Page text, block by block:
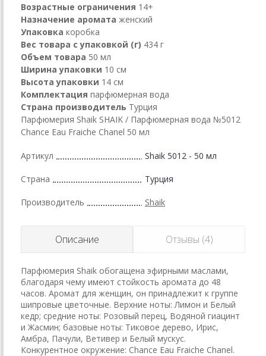
Возрастные ограничения 14+
Назначение аромата женский
Упаковка коробка
Вес товара с упаковкой (г) 434 г
Объем товара 50 мл
Ширина упаковки 10 см
Высота упаковки 14 см
Комплектация парфюмерная вода
Страна производитель Турция
Парфюмерия Shaik SHAIK / Парфюмерная вода №5012
Chance Eau Fraiche Chanel 50 мл
Артикул Shaik 5012 - 50 мл
Страна Турция
Производитель Shaik
Описание Отзывы (4)
Парфюмерия Shaik обогащена эфирными маслами,
благодаря чему имеют стойкость аромата до 48
часов. Аромат для женщин, он принадлежит к группе
шипровые цветочные. Верхние ноты: Лимон и Белый
кедр; средние ноты: Розовый перец, Водяной гиацинт
и Жасмин; базовые ноты: Тиковое дерево, Ирис,
Амбра, Пачули, Ветивер и Белый мускус.
Конкурентное окружение: Chance Eau Fraiche Chanel.